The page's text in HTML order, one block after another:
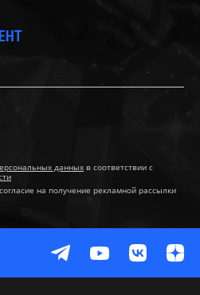
данных в соответствии с
на получение рекламной рассылки